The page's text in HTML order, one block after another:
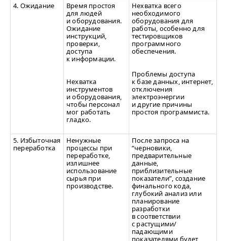
4. Ожидание
Время простоя
для людей
и оборудования.
Ожидание
инструкций,
проверки,
доступа
к информации.
Нехватка
инструментов
и оборудования,
чтобы персонал
мог работать
гладко.
Нехватка всего
необходимого
оборудования для
работы, особенно для
тестировщиков
программного
обеспечения.
Проблемы доступа
к базе данных, интернет,
отключения
электроэнергии
и другие причины
простоя программиста.
5. Избыточная
переработка
Ненужные
процессы при
переработке,
излишнее
использование
сырья при
производстве.
После запроса на
“черновики,
предварительные
данные,
приблизительные
показатели”, создание
финального кода,
глубокий анализ или
планирование
разработки
в соответствии
с растущими/​
падающими
показателями будет